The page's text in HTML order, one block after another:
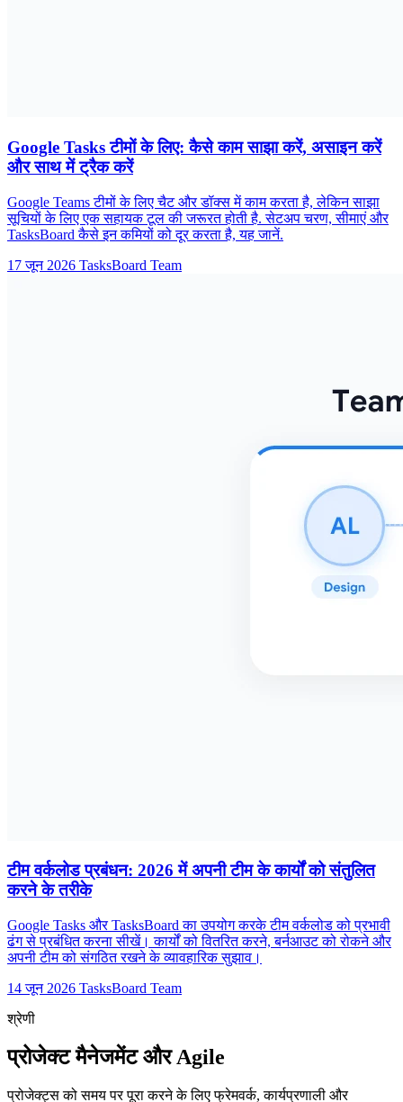
Google Tasks टीमों के लिए: कैसे काम साझा करें, असाइन करें
और साथ में ट्रैक करें
Google Teams टीमों के लिए चैट और डॉक्स में काम करता है, लेकिन साझा
सूचियों के लिए एक सहायक टूल की जरूरत होती है. सेटअप चरण, सीमाएं और
TasksBoard कैसे इन कमियों को दूर करता है, यह जानें.
17 जून 2026 TasksBoard Team
टीम वर्कलोड प्रबंधन: 2026 में अपनी टीम के कार्यों को संतुलित
करने के तरीके
Google Tasks और TasksBoard का उपयोग करके टीम वर्कलोड को प्रभावी
ढंग से प्रबंधित करना सीखें। कार्यों को वितरित करने, बर्नआउट को रोकने और
अपनी टीम को संगठित रखने के व्यावहारिक सुझाव।
14 जून 2026 TasksBoard Team
श्रेणी
प्रोजेक्ट मैनेजमेंट और Agile
प्रोजेक्ट्स को समय पर पूरा करने के लिए फ्रेमवर्क, कार्यप्रणाली और